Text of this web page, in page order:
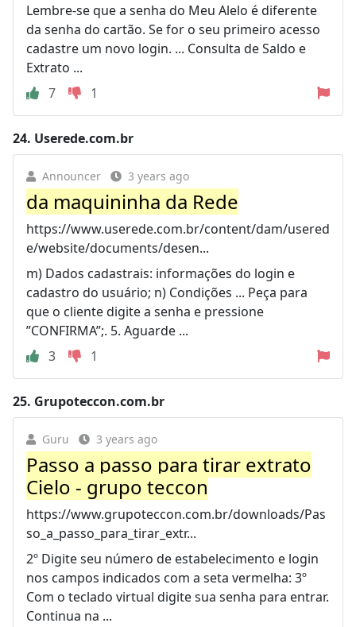
Lembre-se que a senha do Meu Alelo é diferente
da senha do cartão. Se for o seu primeiro acesso
cadastre um novo login. ... Consulta de Saldo e
Extrato ...
7
1
24. Userede.com.br
Announcer 3 years ago
da maquininha da Rede
https://www.userede.com.br/content/dam/usered
e/website/documents/desen...
m) Dados cadastrais: informações do login e
cadastro do usuário; n) Condições ... Peça para
que o cliente digite a senha e pressione
”CONFIRMA”;. 5. Aguarde ...
3
1
25. Grupoteccon.com.br
Guru 3 years ago
Passo a passo para tirar extrato
Cielo - grupo teccon
https://www.grupoteccon.com.br/downloads/Pas
so_a_passo_para_tirar_extr...
2º Digite seu número de estabelecimento e login
nos campos indicados com a seta vermelha: 3º
Com o teclado virtual digite sua senha para entrar.
Continua na ...